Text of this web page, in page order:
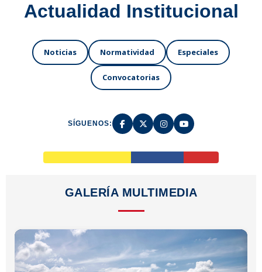
Actualidad Institucional
Noticias Normatividad Especiales
Convocatorias
SÍGUENOS:
GALERÍA MULTIMEDIA